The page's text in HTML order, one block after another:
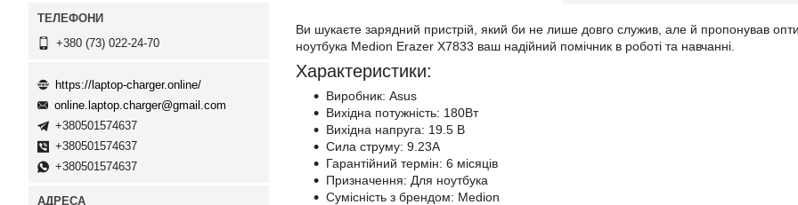
Ви шукаєте зарядний пристрій, який би не лише довго служив, але й пропонував
ноутбука Medion Erazer X7833 ваш надійний помічник в роботі та навчанні.
Характеристики:
Виробник: Asus
Вихідна потужність: 180Вт
Вихідна напруга: 19.5 В
Сила струму: 9.23А
Гарантійний термін: 6 місяців
Призначення: Для ноутбука
Сумісність з брендом: Medion
+380 (73) 022-24-70
https://laptop-charger.online/
online.laptop.charger@gmail.com
+380501574637
+380501574637
+380501574637